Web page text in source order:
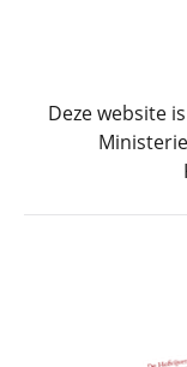
Deze website